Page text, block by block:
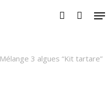
Mélange 3 algues “Kit tartare”